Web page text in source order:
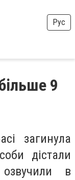
Рус
9
загинула
дістали
в